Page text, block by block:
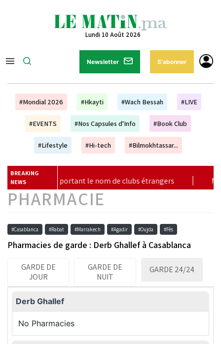
Lundi 10 Août 2026
Newsletter S'abonner
#Mondial 2026 #Hkayti #Wach Bessah #LIVE
#EVENTS #Nos Capsules d'Info #Book Club
#Lifestyle #Hi-tech #Bilmokhtassar...
BREAKING
NEWSle nom de clubs étrangers | Mondiaux U20,
PHARMACIE
#Casablanca #Rabat #Marrakech #Agadir #Oujda #Fès
Pharmacies de garde : Derb Ghallef à Casablanca
GARDE DE
JOUR
GARDE DE
NUIT
GARDE 24/24
Derb Ghallef
No Pharmacies